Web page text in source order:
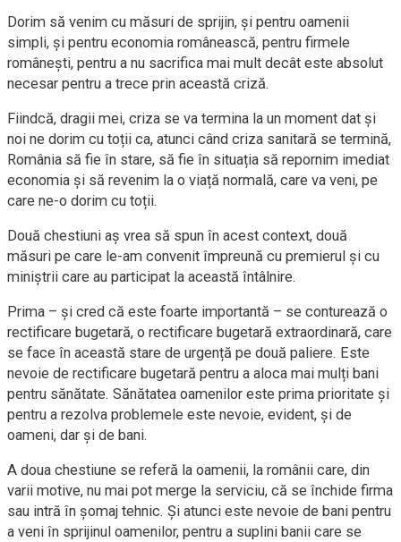
Dorim să venim cu măsuri de sprijin, și pentru oamenii
simpli, și pentru economia românească, pentru firmele
românești, pentru a nu sacrifica mai mult decât este absolut
necesar pentru a trece prin această criză.
Fiindcă, dragii mei, criza se va termina la un moment dat și
noi ne dorim cu toții ca, atunci când criza sanitară se termină,
România să fie în stare, să fie în situația să repornim imediat
economia și să revenim la o viață normală, care va veni, pe
care ne-o dorim cu toții.
Două chestiuni aș vrea să spun în acest context, două
măsuri pe care le-am convenit împreună cu premierul și cu
miniștrii care au participat la această întâlnire.
Prima – și cred că este foarte importantă – se conturează o
rectificare bugetară, o rectificare bugetară extraordinară, care
se face în această stare de urgență pe două paliere. Este
nevoie de rectificare bugetară pentru a aloca mai mulți bani
pentru sănătate. Sănătatea oamenilor este prima prioritate și
pentru a rezolva problemele este nevoie, evident, și de
oameni, dar și de bani.
A doua chestiune se referă la oamenii, la românii care, din
varii motive, nu mai pot merge la serviciu, că se închide firma
sau intră în șomaj tehnic. Și atunci este nevoie de bani pentru
a veni în sprijinul oamenilor, pentru a suplini banii care se